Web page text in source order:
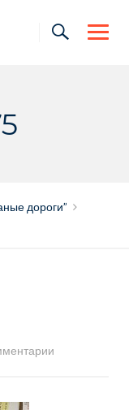
дороги”